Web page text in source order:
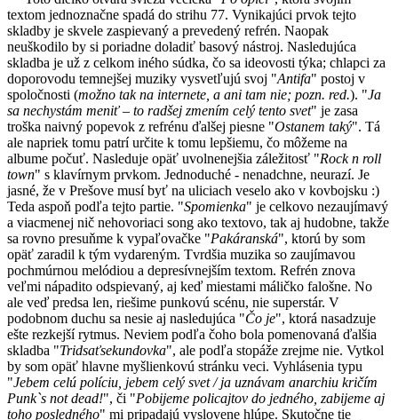
textom jednoznačne spadá do strihu 77. Vynikajúci prvok tejto
skladby je skvele zaspievaný a prevedený refrén. Naopak
neuškodilo by si poriadne doladiť basový nástroj. Nasledujúca
skladba je už z celkom iného súdka, čo sa ideovosti týka; chlapci za
doporovodu temnejšej muziky vysvetľujú svoj "Antifa" postoj v
spoločnosti (možno tak na internete, a ani tam nie; pozn. red.). "Ja
sa nechystám meniť – to radšej zmením celý tento svet" je zasa
troška naivný popevok z refrénu ďalšej piesne "Ostanem taký". Tá
ale napriek tomu patrí určite k tomu lepšiemu, čo môžeme na
albume počuť. Nasleduje opäť uvolnenejšia záležitosť "Rock n roll
town" s klavírnym prvkom. Jednoduché - nenadchne, neurazí. Je
jasné, že v Prešove musí byť na uliciach veselo ako v kovbojsku :)
Teda aspoň podľa tejto partie. "Spomienka" je celkovo nezaujímavý
a viacmenej nič nehovoriaci song ako textovo, tak aj hudobne, takže
sa rovno presuňme k vypaľovačke "Pakáranská", ktorú by som
opäť zaradil k tým vydareným. Tvrdšia muzika so zaujímavou
pochmúrnou melódiou a depresívnejším textom. Refrén znova
veľmi nápadito odspievaný, aj keď miestami máličko falošne. No
ale veď predsa len, riešime punkovú scénu, nie superstár. V
podobnom duchu sa nesie aj nasledujúca "Čo je", ktorá nasadzuje
ešte rezkejší rytmus. Neviem podľa čoho bola pomenovaná ďalšia
skladba "Tridsaťsekundovka", ale podľa stopáže zrejme nie. Vytkol
by som opäť hlavne myšlienkovú stránku veci. Vyhlásenia typu
"Jebem celú políciu, jebem celý svet / ja uznávam anarchiu kričím
Punk`s not dead!", či "Pobijeme policajtov do jedného, zabijeme aj
toho posledného" mi pripadajú vyslovene hlúpe. Skutočne tie